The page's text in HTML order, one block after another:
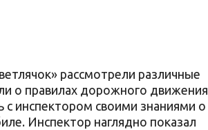
рассмотрели различные
о правилах дорожного движения
инспектором своими знаниями о
Инспектор наглядно показал